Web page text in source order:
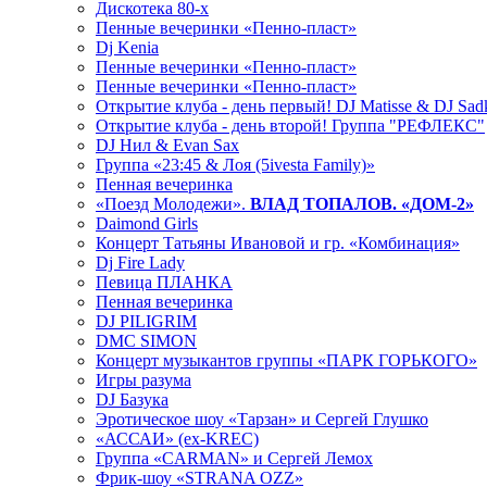
Дискотека 80-х
Пенные вечеринки «Пенно-пласт»
Dj Kenia
Пенные вечеринки «Пенно-пласт»
Пенные вечеринки «Пенно-пласт»
Открытие клуба - день первый! DJ Matisse & DJ
Открытие клуба - день второй! Группа "РЕФЛЕКС"
DJ Нил & Evan Sax
Группа «23:45 & Лоя (5ivesta Family)»
Пенная вечеринка
«Поезд Молодежи». ВЛАД ТОПАЛОВ. «ДОМ-2»
Daimond Girls
Концерт Татьяны Ивановой и гр. «Комбинация»
Dj Fire Lady
Певица ПЛАНКА
Пенная вечеринка
DJ PILIGRIM
DMC SIMON
Концерт музыкантов группы «ПАРК ГОРЬКОГО»
Игры разума
DJ Базука
Эротическое шоу «Тарзан» и Сергей Глушко
«АССАИ» (ex-KREC)
Группа «CARMAN» и Сергей Лемох
Фрик-шоу «STRANA OZZ»